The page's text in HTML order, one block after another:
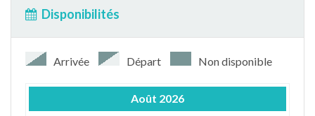
Disponibilités
Arrivée Départ Non disponible
Août 2026